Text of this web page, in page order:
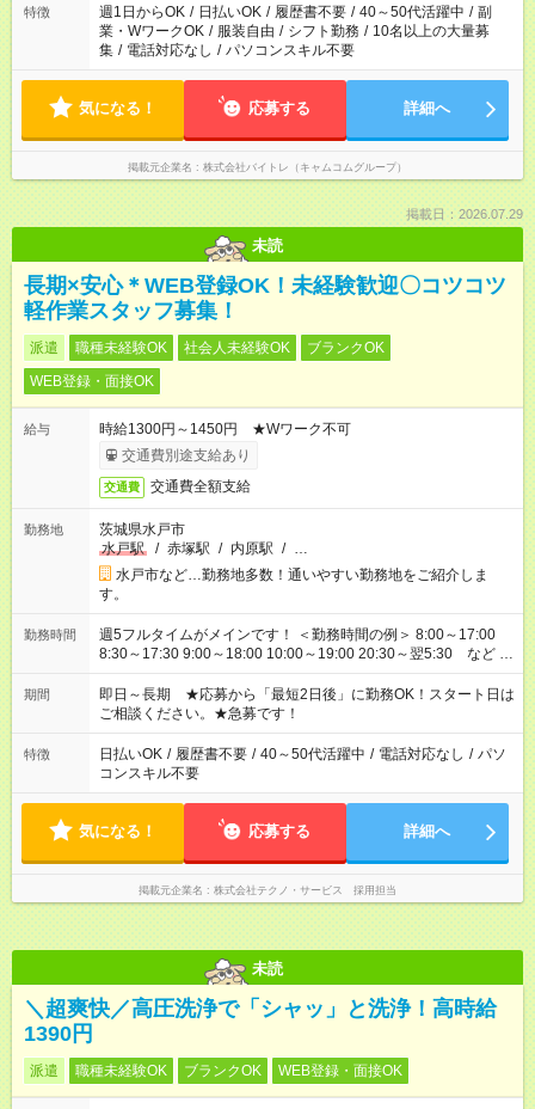
特徴 週1日からOK / 日払いOK / 履歴書不要 / 40～50代活躍中 / 副
業・WワークOK / 服装自由 / シフト勤務 / 10名以上の大量募
集 / 電話対応なし / パソコンスキル不要
気になる！ 応募する 詳細へ
掲載元企業名 株式会社バイトレ（キャムコムグループ）
掲載日：2026.07.29
未読
長期×安心＊WEB登録OK！未経験歓迎〇コツコツ
軽作業スタッフ募集！
派遣 職種未経験OK 社会人未経験OK
ブランクOK
WEB登録・面接OK
給与
時給1300円～1450円 ★Wワーク不可
交通費別途支給あり
交通費 交通費全額支給
勤務地
茨城県水戸市
水戸駅
/ 赤塚駅 / 内原駅 / …
水戸市など…勤務地多数！通いやすい勤務地をご紹介しま
す。
勤務時間
週5フルタイムがメインです！ ＜勤務時間の例＞ 8:00～17:00
8:30～17:30 9:00～18:00 10:00～19:00 20:30～翌5:30 など ★
その他にも勤務時間多数！ 日勤のみ、残業なし、交替制など
ご希望を教えてください！
期間
即日～長期 ★応募から「最短2日後」に勤務OK！スタート日は
ご相談ください。★急募です！
特徴 日払いOK / 履歴書不要 / 40～50代活躍中 / 電話対応なし / パソ
コンスキル不要
気になる！ 応募する 詳細へ
掲載元企業名 株式会社テクノ・サービス 採用担当
未読
＼超爽快／高圧洗浄で「シャッ」と洗浄！高時給
1390円
派遣 職種未経験OK ブランクOK WEB登録・面接OK